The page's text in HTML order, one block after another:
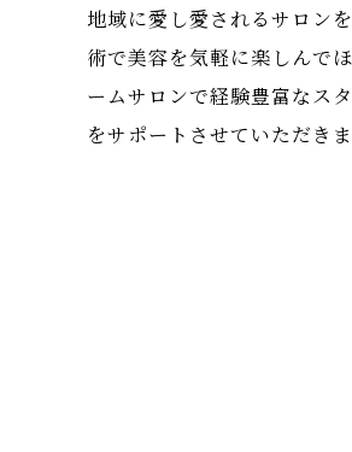
地域に愛し愛されるサロン
術で美容を気軽に楽しんで
ームサロンで経験豊富なス
をサポートさせていただきま